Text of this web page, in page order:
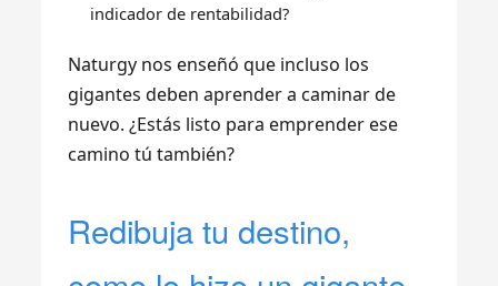
indicador de rentabilidad?
Naturgy nos enseñó que incluso los
gigantes deben aprender a caminar de
nuevo. ¿Estás listo para emprender ese
camino tú también?
Redibuja tu destino,